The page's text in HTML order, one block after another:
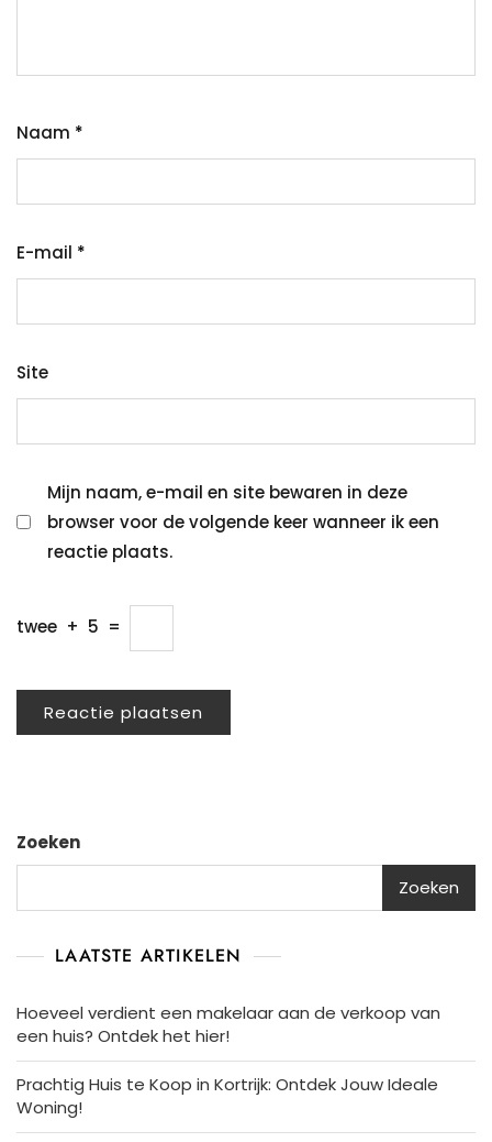
Naam *
E-mail *
Site
Mijn naam, e-mail en site bewaren in deze
browser voor de volgende keer wanneer ik een
reactie plaats.
twee + 5 =
Zoeken
Zoeken
LAATSTE ARTIKELEN
Hoeveel verdient een makelaar aan de verkoop van
een huis? Ontdek het hier!
Prachtig Huis te Koop in Kortrijk: Ontdek Jouw Ideale
Woning!